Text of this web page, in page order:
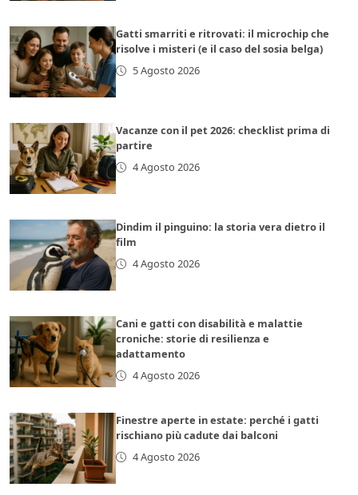
Gatti smarriti e ritrovati: il microchip che
risolve i misteri (e il caso del sosia belga)
5 Agosto 2026
Vacanze con il pet 2026: checklist prima di
partire
4 Agosto 2026
Dindim il pinguino: la storia vera dietro il
film
4 Agosto 2026
Cani e gatti con disabilità e malattie
croniche: storie di resilienza e
adattamento
4 Agosto 2026
Finestre aperte in estate: perché i gatti
rischiano più cadute dai balconi
4 Agosto 2026